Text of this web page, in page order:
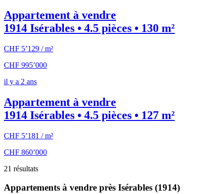
Appartement à vendre
1914 Isérables • 4.5 pièces • 130 m²
CHF 5’129 / m²
CHF 995’000
il y a 2 ans
Appartement à vendre
1914 Isérables • 4.5 pièces • 127 m²
CHF 5’181 / m²
CHF 860’000
21 résultats
Appartements à vendre près Isérables (1914)